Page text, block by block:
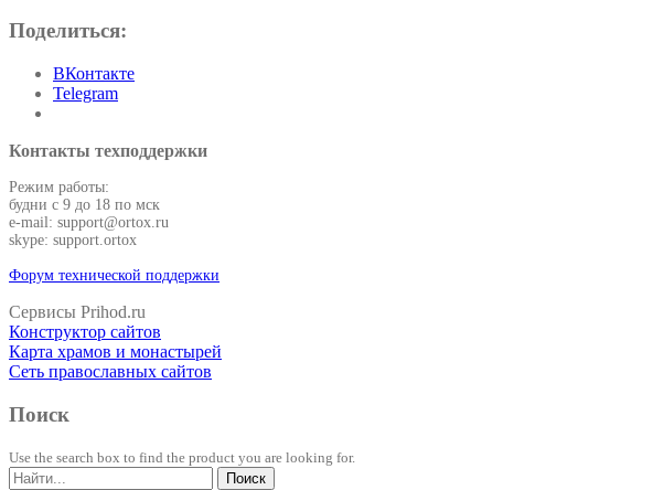
Поделиться:
ВКонтакте
Telegram
Контакты техподдержки
Режим работы:
будни с 9 до 18 по мск
e-mail: support@ortox.ru
skype: support.ortox
Форум технической поддержки
Сервисы Prihod.ru
Конструктор сайтов
Карта храмов и монастырей
Сеть православных сайтов
Поиск
Use the search box to find the product you are looking for.